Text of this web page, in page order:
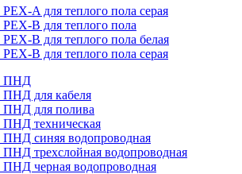
A для теплого пола серая
PEX-B для теплого пола
PEX-B для теплого пола белая
B для теплого пола серая
ПНД
ПНД для кабеля
ПНД для полива
ПНД техническая
ПНД синяя водопроводная
ПНД трехслойная водопроводная
ПНД черная водопроводная